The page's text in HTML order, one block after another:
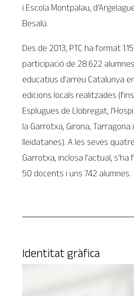
i Escola Montpalau,
Besalú.
Des de 2013, PTC ha format
participació de 28.622
educatius d’arreu Catalunya
edicions locals realitzades
Esplugues de Llobregat,
la Garrotxa, Girona, Tarragona
lleidatanes). A les seves
Garrotxa, inclosa l’actual,
50 docents i uns 742 alumnes.
Identitat gràfica